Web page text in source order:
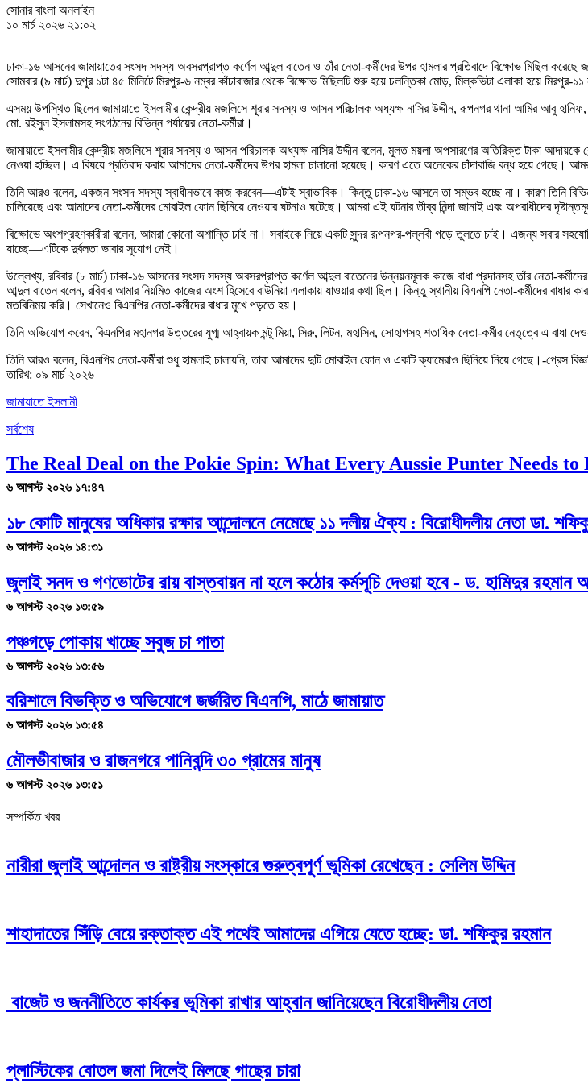
সোনার বাংলা অনলাইন
১০ মার্চ ২০২৬ ২১:০২
ঢাকা-১৬ আসনের জামায়াতের সংসদ সদস্য অবসরপ্রাপ্ত কর্ণেল আব্দুল বাতেন ও তাঁর নেতা-কর্মীদের উপর হামলার প্রতিবাদে বিক্ষোভ মিছিল করেছে
সোমবার (৯ মার্চ) দুপুর ১টা ৪৫ মিনিটে মিরপুর-৬ নম্বর কাঁচাবাজার থেকে বিক্ষোভ মিছিলটি শুরু হয়ে চলন্তিকা মোড়, মিল্কভিটা এলাকা হয়ে মিরপুর-
এসময় উপস্থিত ছিলেন জামায়াতে ইসলামীর কেন্দ্রীয় মজলিসে শূরার সদস্য ও আসন পরিচালক অধ্যক্ষ নাসির উদ্দীন, রূপনগর থানা আমির আবু
মো. রইসুল ইসলামসহ সংগঠনের বিভিন্ন পর্যায়ের নেতা-কর্মীরা।
জামায়াতে ইসলামীর কেন্দ্রীয় মজলিসে শূরার সদস্য ও আসন পরিচালক অধ্যক্ষ নাসির উদ্দীন বলেন, মূলত ময়লা অপসারণের অতিরিক্ত টাকা
নেওয়া হচ্ছিল। এ বিষয়ে প্রতিবাদ করায় আমাদের নেতা-কর্মীদের উপর হামলা চালানো হয়েছে। কারণ এতে অনেকের চাঁদাবাজি বন্ধ হয়ে গেছে।
তিনি আরও বলেন, একজন সংসদ সদস্য স্বাধীনভাবে কাজ করবেন—এটাই স্বাভাবিক। কিন্তু ঢাকা-১৬ আসনে তা সম্ভব হচ্ছে না। কারণ তিনি
চালিয়েছে এবং আমাদের নেতা-কর্মীদের মোবাইল ফোন ছিনিয়ে নেওয়ার ঘটনাও ঘটেছে। আমরা এই ঘটনার তীব্র নিন্দা জানাই এবং অপরাধীদের
বিক্ষোভে অংশগ্রহণকারীরা বলেন, আমরা কোনো অশান্তি চাই না। সবাইকে নিয়ে একটি সুন্দর রূপনগর-পল্লবী গড়ে তুলতে চাই। এজন্য সবার
যাচ্ছে—এটিকে দুর্বলতা ভাবার সুযোগ নেই।
উল্লেখ্য, রবিবার (৮ মার্চ) ঢাকা-১৬ আসনের সংসদ সদস্য অবসরপ্রাপ্ত কর্ণেল আব্দুল বাতেনের উন্নয়নমূলক কাজে বাধা প্রদানসহ তাঁর নেতা-
আব্দুল বাতেন বলেন, রবিবার আমার নিয়মিত কাজের অংশ হিসেবে বাউনিয়া এলাকায় যাওয়ার কথা ছিল। কিন্তু স্থানীয় বিএনপি নেতা-কর্মীদের
মতবিনিময় করি। সেখানেও বিএনপির নেতা-কর্মীদের বাধার মুখে পড়তে হয়।
তিনি অভিযোগ করেন, বিএনপির মহানগর উত্তরের যুগ্ম আহ্বায়ক মন্টু মিয়া, সিরু, লিটন, মহাসিন, সোহাগসহ শতাধিক নেতা-কর্মীর নেতৃত্বে এ
তিনি আরও বলেন, বিএনপির নেতা-কর্মীরা শুধু হামলাই চালায়নি, তারা আমাদের দুটি মোবাইল ফোন ও একটি ক্যামেরাও ছিনিয়ে নিয়ে গেছে।-প্রেস
তারিখ: ০৯ মার্চ ২০২৬
জামায়াতে ইসলামী
সর্বশেষ
The Real Deal on the Pokie Spin: What Every Aussie Punter Needs to
৬ আগস্ট ২০২৬ ১৭:৪৭
১৮ কোটি মানুষের অধিকার রক্ষার আন্দোলনে নেমেছে ১১ দলীয় ঐক্য : বিরোধীদলীয় নেতা ডা.
৬ আগস্ট ২০২৬ ১৪:৩১
জুলাই সনদ ও গণভোটের রায় বাস্তবায়ন না হলে কঠোর কর্মসূচি দেওয়া হবে - ড. হামিদুর রহমান
৬ আগস্ট ২০২৬ ১৩:৫৯
পঞ্চগড়ে পোকায় খাচ্ছে সবুজ চা পাতা
৬ আগস্ট ২০২৬ ১৩:৫৬
বরিশালে বিভক্তি ও অভিযোগে জর্জরিত বিএনপি, মাঠে জামায়াত
৬ আগস্ট ২০২৬ ১৩:৫৪
মৌলভীবাজার ও রাজনগরে পানিবন্দি ৩০ গ্রামের মানুষ
৬ আগস্ট ২০২৬ ১৩:৫১
সম্পর্কিত খবর
নারীরা জুলাই আন্দোলন ও রাষ্ট্রীয় সংস্কারে গুরুত্বপূর্ণ ভূমিকা রেখেছেন : সেলিম উদ্দিন
শাহাদাতের সিঁড়ি বেয়ে রক্তাক্ত এই পথেই আমাদের এগিয়ে যেতে হচ্ছে: ডা. শফিকুর রহমান
বাজেট ও জননীতিতে কার্যকর ভূমিকা রাখার আহ্বান জানিয়েছেন বিরোধীদলীয় নেতা
প্লাস্টিকের বোতল জমা দিলেই মিলছে গাছের চারা